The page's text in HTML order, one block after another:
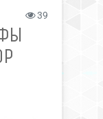
39